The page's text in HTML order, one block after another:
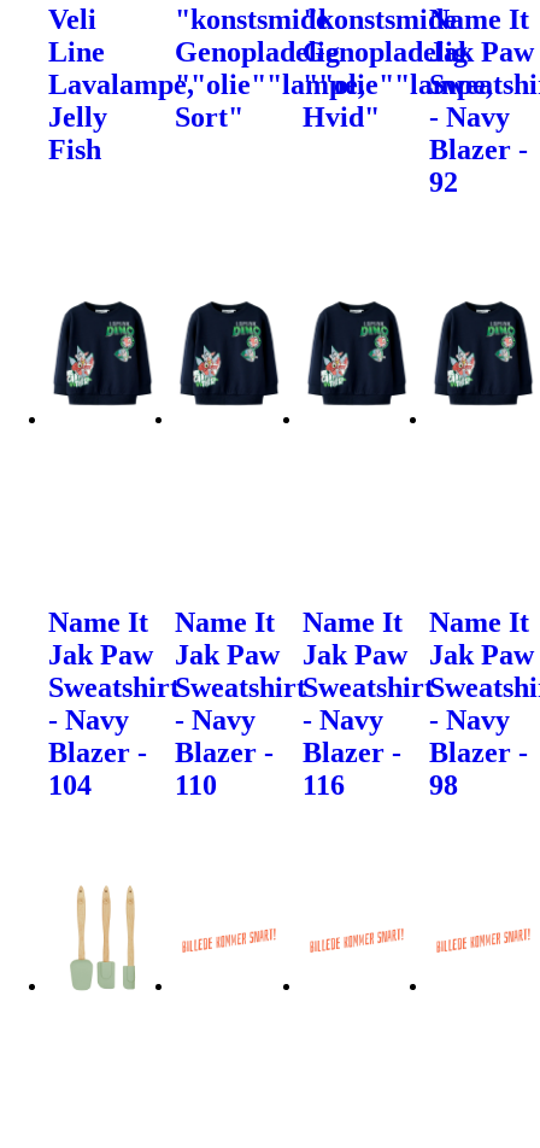
Veli
Line
Lavalampe,
Jelly
Fish
"konstsmide
Genopladelig
""olie""lampe,
Sort"
"konstsmide
Genopladelig
""olie""lampe,
Hvid"
Name It
Jak Paw
- Navy
Blazer -
92
Name It
Jak Paw
Sweatshirt
- Navy
Blazer -
104
Name It
Jak Paw
Sweatshirt
- Navy
Blazer -
110
Name It
Jak Paw
Sweatshirt
- Navy
Blazer -
116
Name It
Jak Paw
- Navy
Blazer -
98